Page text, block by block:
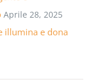
Aprile 28, 2025
illumina e dona